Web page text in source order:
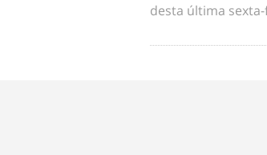
desta última sexta-